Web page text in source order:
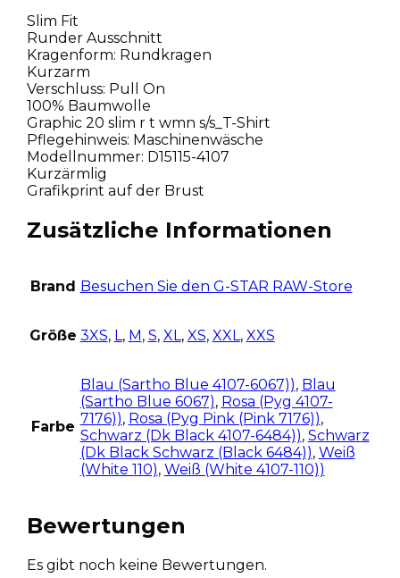
Slim Fit
Runder Ausschnitt
Kragenform: Rundkragen
Kurzarm
Verschluss: Pull On
100% Baumwolle
Graphic 20 slim r t wmn s/s_T-Shirt
Pflegehinweis: Maschinenwäsche
Modellnummer: D15115-4107
Kurzärmlig
Grafikprint auf der Brust
Zusätzliche Informationen
Brand Besuchen Sie den G-STAR RAW-Store
Größe 3XS, L, M , S, XL, XS, XXL, XXS
Farbe
Blau (Sartho Blue 4107-6067)), Blau
(Sartho Blue 6067), Rosa (Pyg 4107-
7176)), Rosa (Pyg Pink (Pink 7176)),
Schwarz (Dk Black 4107-6484)), Schwarz
(Dk Black Schwarz (Black 6484)), Weiß
(White 110), Weiß (White 4107-110))
Bewertungen
Es gibt noch keine Bewertungen.